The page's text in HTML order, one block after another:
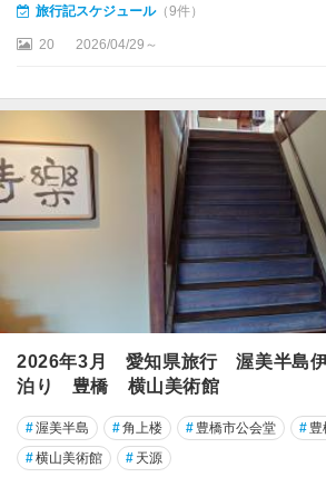
旅行記スケジュール（9件）
20 2026/04/29～
2026年3月 愛知県旅行 渥美半島伊
泊り 豊橋 横山美術館
#渥美半島 #角上楼 # 豊橋市公会堂 # 豊
#横山美術館 # 天源